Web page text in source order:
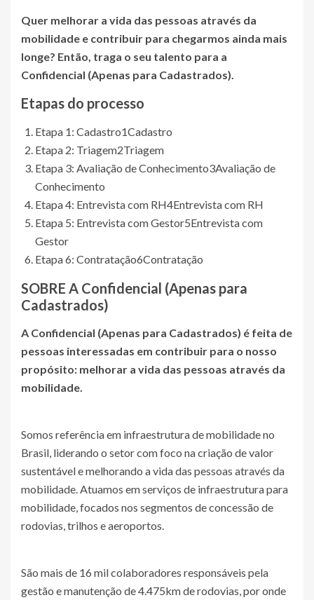
Quer melhorar a vida das pessoas através da
mobilidade e contribuir para chegarmos ainda mais
longe? Então, traga o seu talento para a
Confidencial (Apenas para Cadastrados).
Etapas do processo
Etapa 1: Cadastro1Cadastro
Etapa 2: Triagem2Triagem
Etapa 3: Avaliação de Conhecimento3Avaliação de
Conhecimento
Etapa 4: Entrevista com RH4Entrevista com RH
Etapa 5: Entrevista com Gestor5Entrevista com
Gestor
Etapa 6: Contratação6Contratação
SOBRE A Confidencial (Apenas para
Cadastrados)
A Confidencial (Apenas para Cadastrados) é feita de
pessoas interessadas em contribuir para o nosso
propósito: melhorar a vida das pessoas através da
mobilidade.
Somos referência em infraestrutura de mobilidade no
Brasil, liderando o setor com foco na criação de valor
sustentável e melhorando a vida das pessoas através da
mobilidade. Atuamos em serviços de infraestrutura para
mobilidade, focados nos segmentos de concessão de
rodovias, trilhos e aeroportos.
São mais de 16 mil colaboradores responsáveis pela
gestão e manutenção de 4.475km de rodovias, por onde